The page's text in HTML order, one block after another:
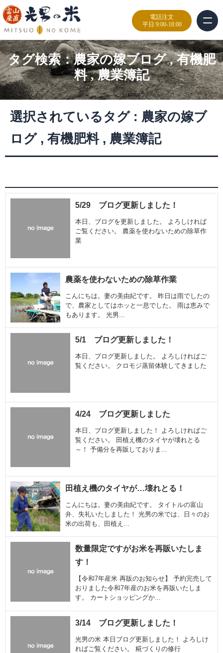
電話注文
平日 9:00-18:00
タグ検索：農家の嫁ブログ,有機肥
料,農業簿記
選択されているタグ : 農家の嫁ブ
ログ, 有機肥料, 農業簿記
5/29 ブログ更新しました！
本日、ブログを更新しました。 よろしければ
ご覧ください。 農薬を使わないための除草作
業
農薬を使わないための除草作業
こんにちは。妻の美由紀です。 昨日は雨でしたの
で、農家としてはホッと一息でした。 雨は恵みで
もあります。 光男...
5/1 ブログ更新しました！
本日、ブログ更新しました。 よろしければご
覧ください。 クロモジ蒸留体験してきました
4/24 ブログ更新しました
本日、ブログ更新しました！ よろしければご
覧ください。 田植え機のタイヤが壊れとる
～！ 予備分を再販しておりま...
田植え機のタイヤが…壊れとる！
こんにちは。妻の美由紀です。 タイトルの富山
弁、失礼いたしました！ 光男の米では、日々のお
米の出荷も、田植え...
数量限定ですがお米を再販いたしま
す！
【令和7年産米 再販のお知らせ】 予約完売して
おりました令和7年産のお米を再販いたしま
す。 カートショッピングか...
3/14 ブログ更新しました！
光男の米 本日ブログ更新しました！ よろしけ
ればご覧ください。 糀づくりの修行